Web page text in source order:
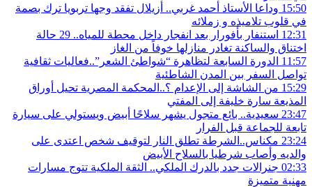
15:50 وداعا الأستاذ أحمد غربي.. أزيلال تفقد وجها تربويا ترك بصمة
في قلوب تلاميذه و زملائه
12:31
استنفار بأفورار بعد انفجار داخل محطة للمياه.. 29 حالة
اختناق والساكنة تغادر منازلها خوفاً من الغاز
11:57 الدورة السابعة لتظاهرة “شواطئ الشعر”..فعاليات ثقافية
تواصل السفر بين المدن الشاطئية
15:29 من الشاشة إلى الإعدام ؟..المحكمة المصرية تحيل أوراق
المذيعة سارة خليفة إلى المفتي
23:47 سعيدية.. بائع متجول يشهر سلاحًا أبيض ويستولي على سيارة
تابعة للجماعة قبل الفرار
23:24 مكناس..الشرطة تطلق النار لتوقيف شخص اعتدى على
والديه وأصاب شرطيا بالسلاح الأبيض
02:33 جنرالات جدد بالدرك الملكي.. الثقة الملكية تتوج مسارات
مهنية متميزة